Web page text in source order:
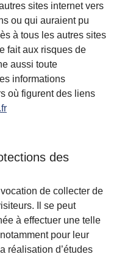
sites internet vers
ou qui auraient pu
à tous les autres sites
fait aux risques de
aussi toute
informations
où figurent des liens
des
vocation de collecter de
Il se peut
à effectuer une telle
pour leur
réalisation d’études